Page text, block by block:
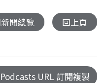
聞總覽 回上頁
Podcasts URL 訂閱複製